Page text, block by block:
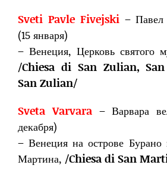
Sveti Pavle Fivejski –
(15 января)
– Венеция, Церковь святого
/Chiesa di San Zulian,
San Zulian/
Sveta Varvara– Варвара
декабря)
– Венеция на острове Бурано
Мартина, /Chiesa di San